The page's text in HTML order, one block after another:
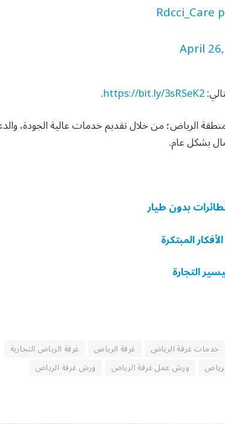
April
https://bit.ly/3sRSeK2
.
الرياض؛ من خلال تقديم خدمات عالية الجودة،
بشكل عام.
بدون طيار
المبتكرة
التجارة
خدمات غرفة الرياض غرفة الرياض
غرفة الرياض التجارية
ورش عمل غرفة الرياض
ورش غرفة الرياض